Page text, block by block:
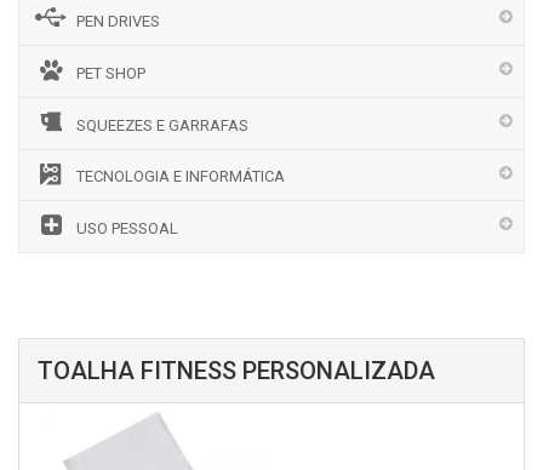
PEN DRIVES
PET SHOP
SQUEEZES E GARRAFAS
TECNOLOGIA E INFORMÁTICA
USO PESSOAL
TOALHA FITNESS PERSONALIZADA